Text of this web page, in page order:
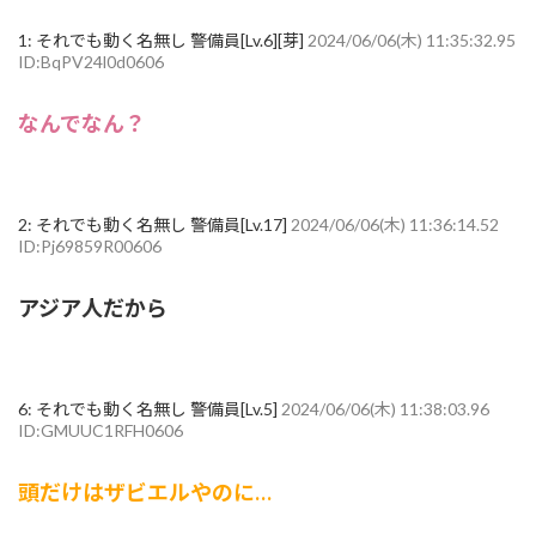
1: それでも動く名無し 警備員[Lv.6][芽] 2024/06/06(木) 11:35:32.95
ID:BqPV24l0d0606
なんでなん？
2: それでも動く名無し 警備員[Lv.17] 2024/06/06(木) 11:36:14.52
ID:Pj69859R00606
アジア人だから
6: それでも動く名無し 警備員[Lv.5] 2024/06/06(木) 11:38:03.96
ID:GMUUC1RFH0606
頭だけはザビエルやのに…